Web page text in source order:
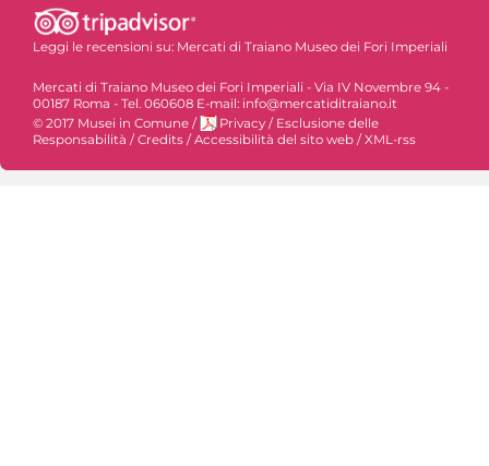
Leggi le recensioni su: Mercati di Traiano Museo dei Fori Imperiali
Mercati di Traiano Museo dei Fori Imperiali - Via IV Novembre 94 -
00187 Roma - Tel. 060608 E-mail: info@mercatiditraiano.it
© 2017 Musei in Comune / Privacy / Esclusione delle
Responsabilità /Credits /Accessibilità del sito web /XML-rss